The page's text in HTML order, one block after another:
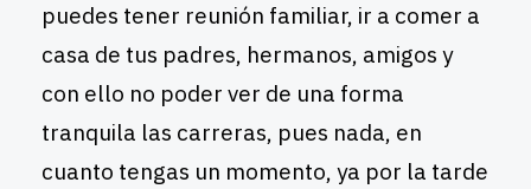
puedes tener reunión familiar, ir a comer a
casa de tus padres, hermanos, amigos y
con ello no poder ver de una forma
tranquila las carreras, pues nada, en
cuanto tengas un momento, ya por la tarde